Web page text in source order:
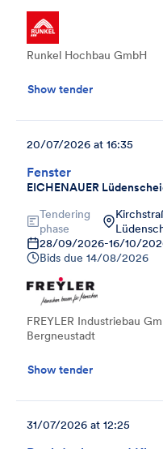
Runkel Hochbau GmbH
Show tender
Fenster
EICHENAUER
20/07/2026 at 16:35
Tendering
phase
28/09/2026-16/10/
Bids due 14/08/2026
FREYLER Industriebau
Bergneustadt
Show tender
31/07/2026 at 12:25